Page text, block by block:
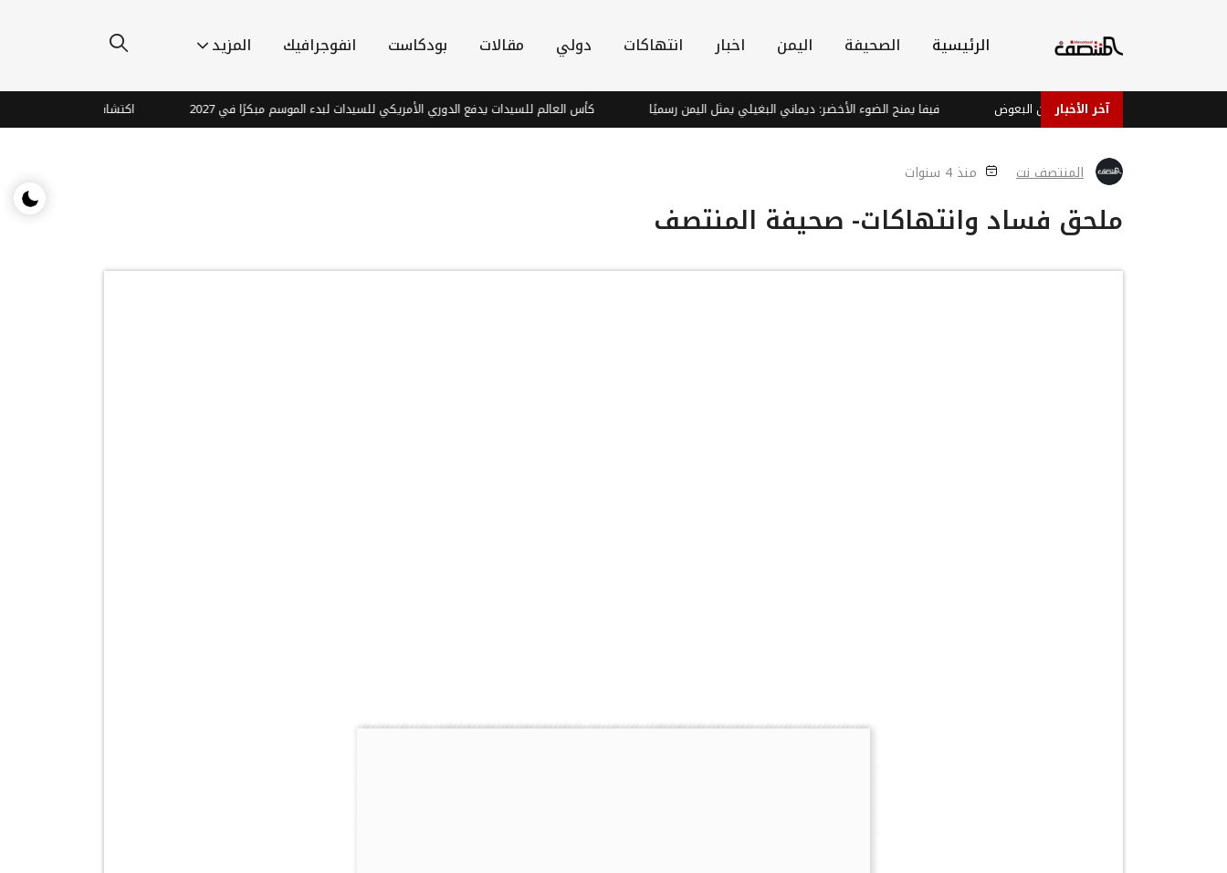
الرئيسية الصحيفة اليمن اخبار انتهاكات دولي مقالات بودكاست انفوجرافيك المزيد
آخر الأخبار
الجلد ورائحة الجسم يجذبان البعوض فيفا يمنح الضوء الأخضر: ديماني البغيلي يمثل اليمن رسميًا كأس العالم للسيدات يدفع الدوري الأمريكي للسيدات لبدء الموسم مبكرًا في 2027 اكتشافات مذهلة قرب القمر: هل
المنتصف نت منذ 4 سنوات
ملحق فساد وانتهاكات- صحيفة المنتصف